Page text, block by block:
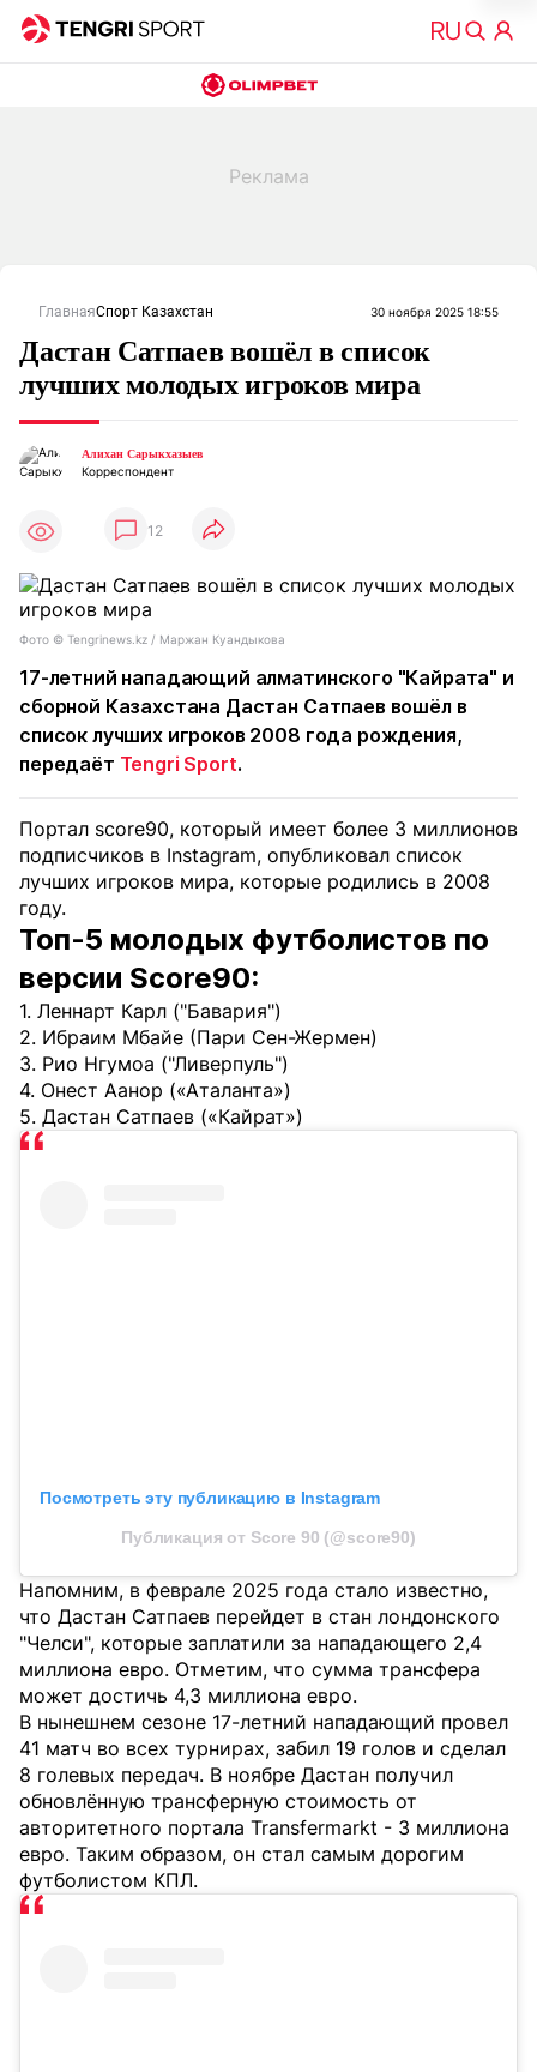
ГлавнаяСпорт Казахстан 30 ноября 2025 18:55
Дастан Сатпаев вошёл в список
лучших молодых игроков мира
Алихан Сарыкхазыев
Корреспондент
12
Фото ©️ Tengrinews.kz / Маржан Куандыкова
17-летний нападающий алматинского "Кайрата" и
сборной Казахстана Дастан Сатпаев вошёл в
список лучших игроков 2008 года рождения,
передаёт Tengri Sport.
Портал score90, который имеет более 3 миллионов
подписчиков в Instagram, опубликовал список
лучших игроков мира, которые родились в 2008
году.
Топ-5 молодых футболистов по
версии Score90:
1. Леннарт Карл ("Бавария")
2. Ибраим Мбайе (Пари Сен-Жермен)
3. Рио Нгумоа ("Ливерпуль")
4. Онест Аанор («Аталанта»)
5. Дастан Сатпаев («Кайрат»)
Посмотреть эту публикацию в Instagram
Публикация от Score 90 (@score90)
Напомним, в феврале 2025 года стало известно,
что Дастан Сатпаев перейдет в стан лондонского
"Челси", которые заплатили за нападающего 2,4
миллиона евро. Отметим, что сумма трансфера
может достичь 4,3 миллиона евро.
В нынешнем сезоне 17-летний нападающий провел
41 матч во всех турнирах, забил 19 голов и сделал
8 голевых передач. В ноябре Дастан получил
обновлённую трансферную стоимость от
авторитетного портала Transfermarkt - 3 миллиона
евро. Таким образом, он стал самым дорогим
футболистом КПЛ.